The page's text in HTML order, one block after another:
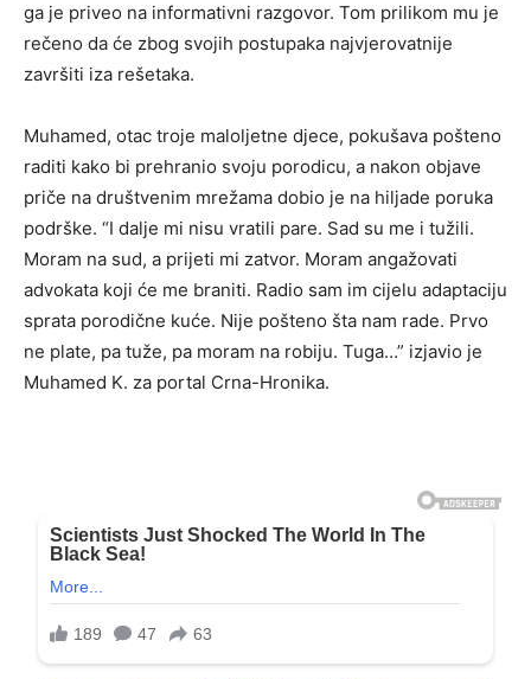
ga je priveo na informativni razgovor. Tom prilikom mu je
rečeno da će zbog svojih postupaka najvjerovatnije
završiti iza rešetaka.
Muhamed, otac troje maloljetne djece, pokušava pošteno
raditi kako bi prehranio svoju porodicu, a nakon objave
priče na društvenim mrežama dobio je na hiljade poruka
podrške. “I dalje mi nisu vratili pare. Sad su me i tužili.
Moram na sud, a prijeti mi zatvor. Moram angažovati
advokata koji će me braniti. Radio sam im cijelu adaptaciju
sprata porodične kuće. Nije pošteno šta nam rade. Prvo
ne plate, pa tuže, pa moram na robiju. Tuga…” izjavio je
Muhamed K. za portal Crna-Hronika.